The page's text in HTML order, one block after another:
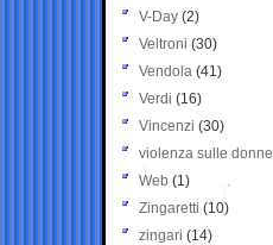
V-Day (2)
Veltroni (30)
Vendola (41)
Verdi (16)
Vincenzi (30)
violenza sulle donne
Web (1)
Zingaretti (10)
zingari (14)